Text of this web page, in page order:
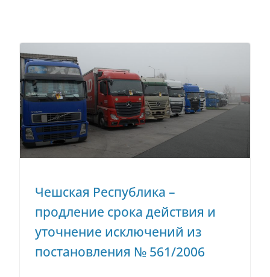
Чешская Республика –
продление срока действия и
уточнение исключений из
постановления № 561/2006